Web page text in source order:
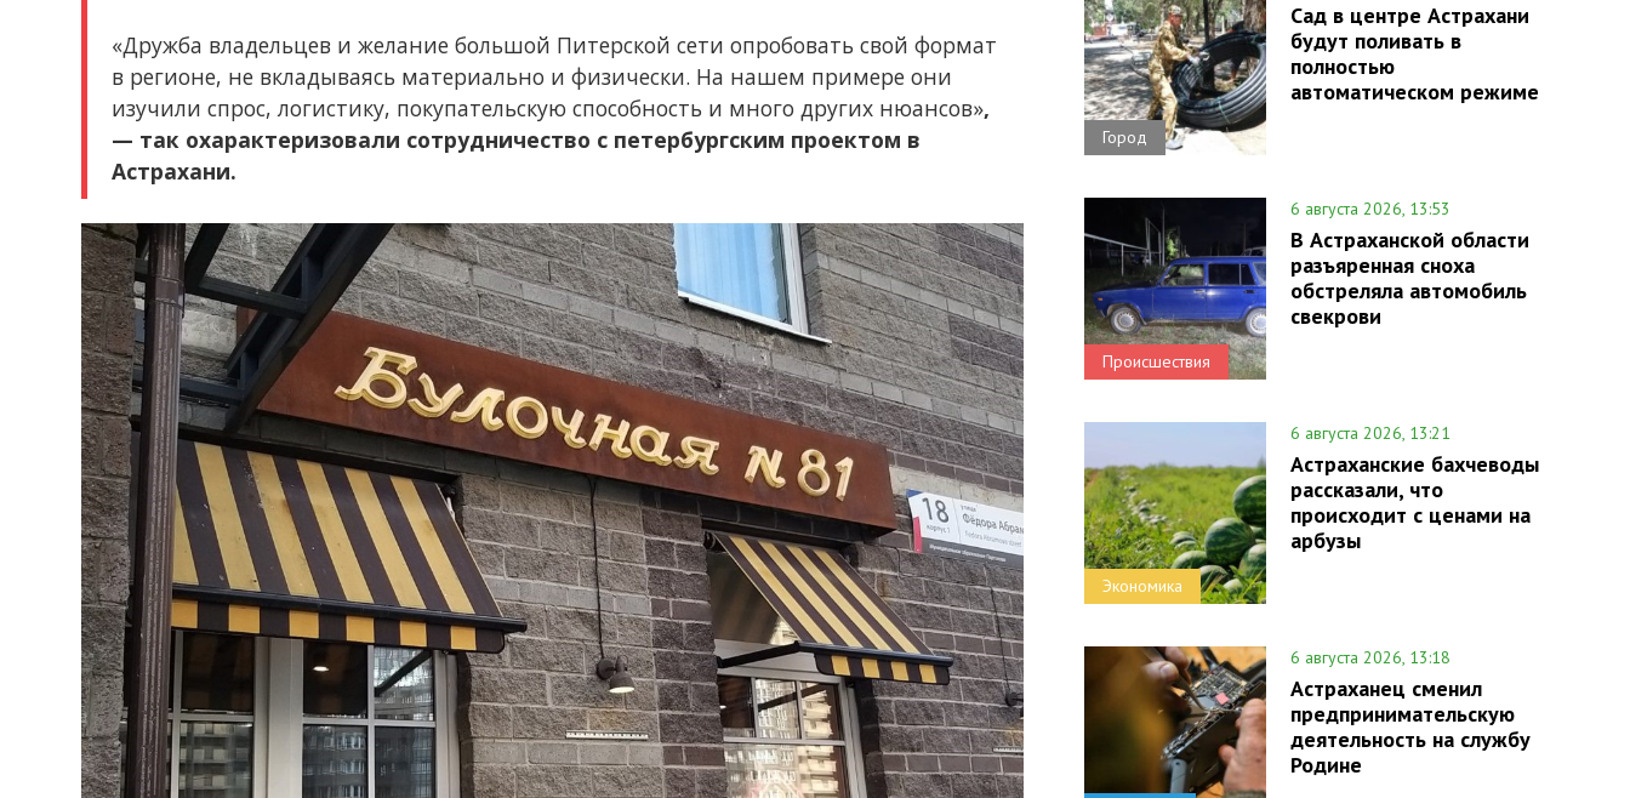
«Дружба владельцев и желание большой Питерской сети опробовать свой формат
в регионе, не вкладываясь материально и физически. На нашем примере они
изучили спрос, логистику, покупательскую способность и много других нюансов»,
— так охарактеризовали сотрудничество с петербургским проектом в
Астрахани.
Город
Сад в центре Астрахани
будут поливать в
полностью
автоматическом режиме
Происшествия
6 августа 2026, 13:53
В Астраханской области
разъяренная сноха
обстреляла автомобиль
свекрови
Экономика
6 августа 2026, 13:21
Астраханские бахчеводы
рассказали, что
происходит с ценами на
арбузы
6 августа 2026, 13:18
Астраханец сменил
предпринимательскую
деятельность на службу
Родине